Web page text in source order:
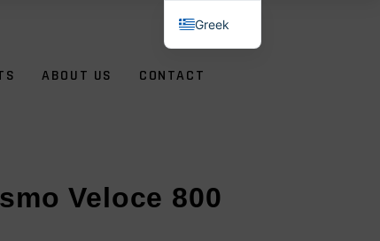
ABOUT US CONTACT
Veloce 800
Greek
English